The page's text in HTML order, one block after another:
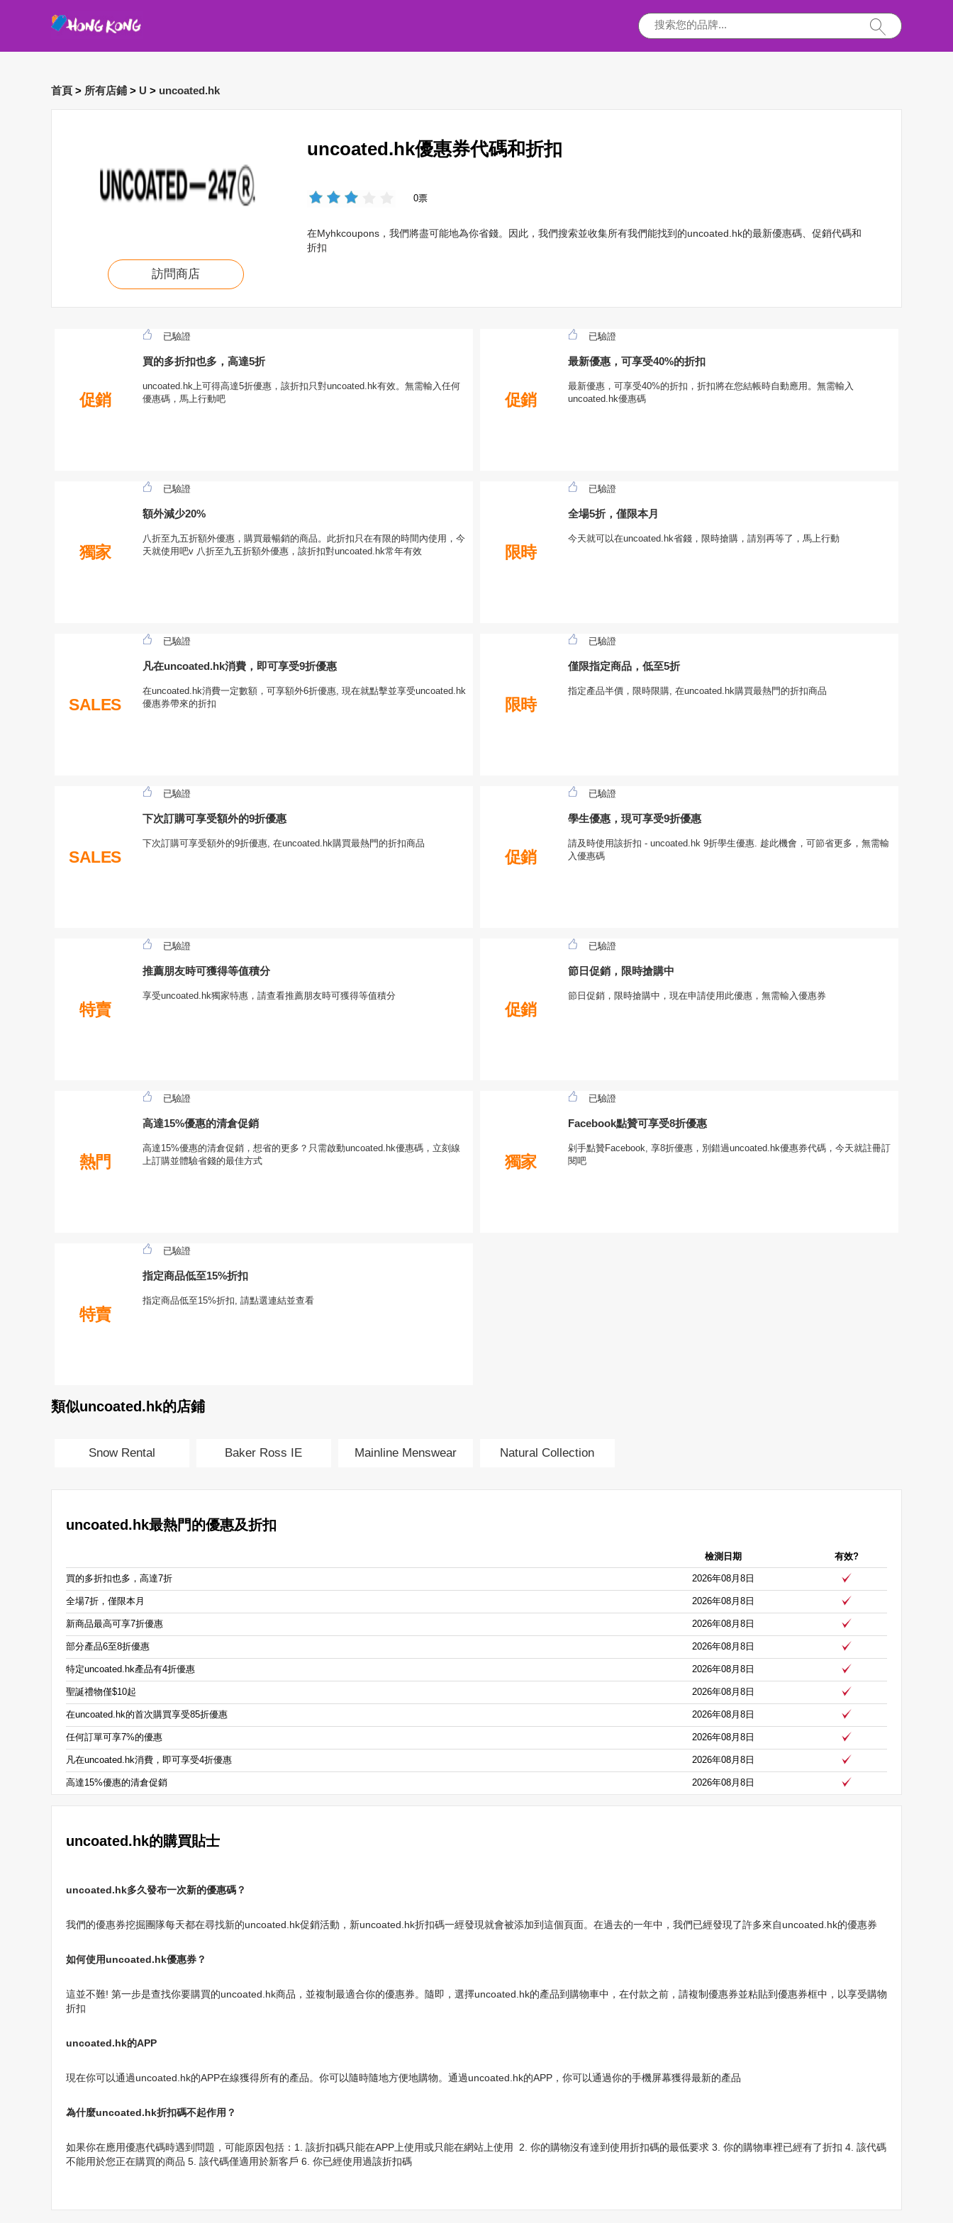
首頁 > 所有店鋪 > U > uncoated.hk
訪問商店
uncoated.hk優惠券代碼和折扣
0票
在Myhkcoupons，我們將盡可能地為你省錢。因此，我們搜索並收集所有我們能找到的uncoated.hk的最新優惠碼、促銷代碼和
折扣
促銷
已驗證
買的多折扣也多，高達5折
uncoated.hk上可得高達5折優惠，該折扣只對uncoated.hk有效。無需輸入任何
優惠碼，馬上行動吧
促銷
已驗證
最新優惠，可享受40%的折扣
最新優惠，可享受40%的折扣，折扣將在您結帳時自動應用。無需輸入
uncoated.hk優惠碼
獨家
已驗證
額外減少20%
八折至九五折額外優惠，購買最暢銷的商品。此折扣只在有限的時間內使用，今
天就使用吧v 八折至九五折額外優惠，該折扣對uncoated.hk常年有效
限時
已驗證
全場5折，僅限本月
今天就可以在uncoated.hk省錢，限時搶購，請別再等了，馬上行動
SALES
已驗證
凡在uncoated.hk消費，即可享受9折優惠
在uncoated.hk消費一定數額，可享額外6折優惠, 現在就點擊並享受uncoated.hk
優惠券帶來的折扣
限時
已驗證
僅限指定商品，低至5折
指定產品半價，限時限購, 在uncoated.hk購買最熱門的折扣商品
SALES
已驗證
下次訂購可享受額外的9折優惠
下次訂購可享受額外的9折優惠, 在uncoated.hk購買最熱門的折扣商品
促銷
已驗證
學生優惠，現可享受9折優惠
請及時使用該折扣 - uncoated.hk 9折學生優惠. 趁此機會，可節省更多，無需輸
入優惠碼
特賣
已驗證
推薦朋友時可獲得等值積分
享受uncoated.hk獨家特惠，請查看推薦朋友時可獲得等值積分
促銷
已驗證
節日促銷，限時搶購中
節日促銷，限時搶購中，現在申請使用此優惠，無需輸入優惠券
熱門
已驗證
高達15%優惠的清倉促銷
高達15%優惠的清倉促銷，想省的更多？只需啟動uncoated.hk優惠碼，立刻線
上訂購並體驗省錢的最佳方式
獨家
已驗證
Facebook點贊可享受8折優惠
剁手點贊Facebook, 享8折優惠，別錯過uncoated.hk優惠券代碼，今天就註冊訂
閱吧
特賣
已驗證
指定商品低至15%折扣
指定商品低至15%折扣, 請點選連結並查看
類似uncoated.hk的店鋪
Snow Rental Baker Ross IE Mainline Menswear Natural Collection
uncoated.hk最熱門的優惠及折扣
檢測日期 有效?
買的多折扣也多，高達7折 2026年08月8日
全場7折，僅限本月 2026年08月8日
新商品最高可享7折優惠 2026年08月8日
部分產品6至8折優惠 2026年08月8日
特定uncoated.hk產品有4折優惠 2026年08月8日
聖誕禮物僅$10起 2026年08月8日
在uncoated.hk的首次購買享受85折優惠 2026年08月8日
任何訂單可享7%的優惠 2026年08月8日
凡在uncoated.hk消費，即可享受4折優惠 2026年08月8日
高達15%優惠的清倉促銷 2026年08月8日
uncoated.hk的購買貼士
uncoated.hk多久發布一次新的優惠碼？
我們的優惠券挖掘團隊每天都在尋找新的uncoated.hk促銷活動，新uncoated.hk折扣碼一經發現就會被添加到這個頁面。在過去的一年中，我們已經發現了許多來自uncoated.hk的優惠券
如何使用uncoated.hk優惠券？
這並不難! 第一步是查找你要購買的uncoated.hk商品，並複制最適合你的優惠券。隨即，選擇uncoated.hk的產品到購物車中，在付款之前，請複制優惠券並粘貼到優惠券框中，以享受購物
折扣
uncoated.hk的APP
現在你可以通過uncoated.hk的APP在線獲得所有的產品。你可以隨時隨地方便地購物。通過uncoated.hk的APP，你可以通過你的手機屏幕獲得最新的產品
為什麼uncoated.hk折扣碼不起作用？
如果你在應用優惠代碼時遇到問題，可能原因包括：1. 該折扣碼只能在APP上使用或只能在網站上使用 2. 你的購物沒有達到使用折扣碼的最低要求 3. 你的購物車裡已經有了折扣 4. 該代碼
不能用於您正在購買的商品 5. 該代碼僅適用於新客戶 6. 你已經使用過該折扣碼